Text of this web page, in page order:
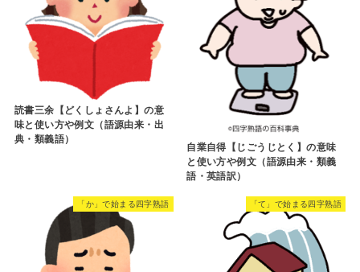
読書三余【どくしょさんよ】の意
味と使い方や例文（語源由来・出
典・類義語）
自業自得【じごうじとく】の意味
と使い方や例文（語源由来・類義
語・英語訳）
「か」で始まる四字熟語 「て」で始まる四字熟語